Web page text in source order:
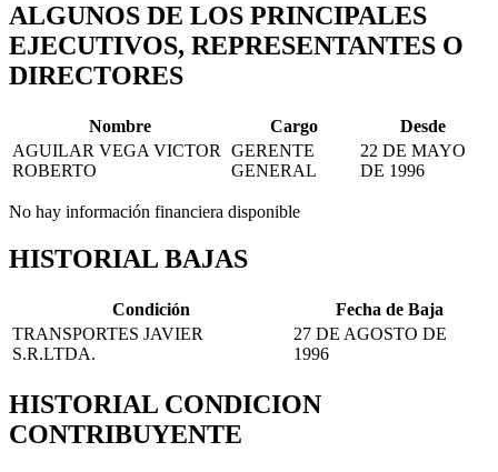
ALGUNOS DE LOS PRINCIPALES
EJECUTIVOS, REPRESENTANTES O
DIRECTORES
Nombre Cargo
Desde
AGUILAR VEGA VICTOR
ROBERTO
GERENTE
GENERAL
22 DE MAYO
DE 1996
No hay información financiera disponible
HISTORIAL BAJAS
Condición
Fecha de Baja
TRANSPORTES JAVIER
S.R.LTDA.
27 DE AGOSTO DE
1996
HISTORIAL CONDICION
CONTRIBUYENTE